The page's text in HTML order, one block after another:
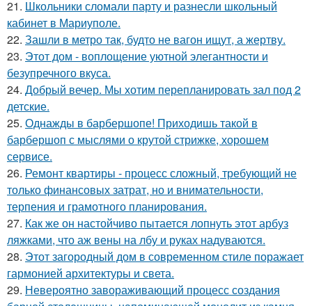
21. Школьники сломали парту и разнесли школьный
кабинет в Мариуполе.
22. Зашли в метро так, будто не вагон ищут, а жертву.
23. Этот дом - воплощение уютной элегантности и
безупречного вкуса.
24. Добрый вечер. Мы хотим перепланировать зал под 2
детские.
25. Однажды в барбершопе! Приходишь такой в
барбершоп с мыслями о крутой стрижке, хорошем
сервисе.
26. Ремонт квартиры - процесс сложный, требующий не
только финансовых затрат, но и внимательности,
терпения и грамотного планирования.
27. Как же он настойчиво пытается лопнуть этот арбуз
ляжками, что аж вены на лбу и руках надуваются.
28. Этот загородный дом в современном стиле поражает
гармонией архитектуры и света.
29. Невероятно завораживающий процесс создания